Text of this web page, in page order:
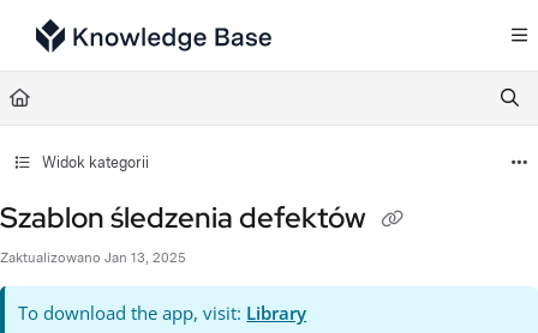
Documentation Index
Fetch the complete documentation index at:
Use this file to discover all available pages before exploring further.
Widok kategorii
Szablon śledzenia defektów
Zaktualizowano Jan 13, 2025
To download the app, visit: Library